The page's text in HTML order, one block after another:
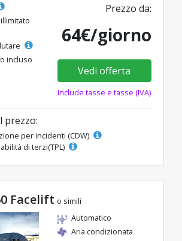
incluso
Prezzo da:
64€/giorno
Vedi offerta
Include tasse e tasse (IVA)
prezzo:
per incidenti (CDW)
di terzi(TPL)
Facelift o simili
Automatico
Aria condizionata